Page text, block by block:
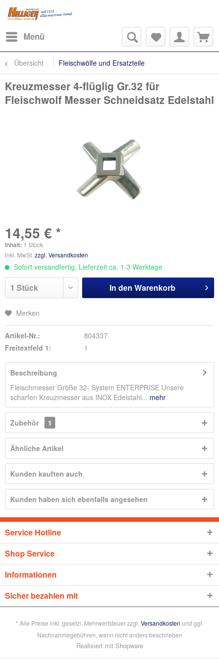
Menü
Übersicht Fleischwölfe und Ersatzteile
Kreuzmesser 4-flüglig Gr.32 für
Fleischwolf Messer Schneidsatz Edelstahl
14,55 € *
Inhalt: 1 Stück
inkl. MwSt. zzgl. Versandkosten
Sofort versandfertig, Lieferzeit ca. 1-3 Werktage
In den Warenkorb
Merken
Artikel-Nr.:
804337
Freitextfeld 1:
1
Beschreibung
Fleischmesser Größe 32- System ENTERPRISE Unsere
scharfen Kreuzmesser aus INOX Edelstahl... mehr
Zubehör 1
Ähnliche Artikel
Kunden kauften auch
Kunden haben sich ebenfalls angesehen
Service Hotline
Shop Service
Informationen
Sicher bezahlen mit
* Alle Preise inkl. gesetzl. Mehrwertsteuer zzgl. Versandkosten und ggf.
Nachnahmegebühren, wenn nicht anders beschrieben
Realisiert mit Shopware